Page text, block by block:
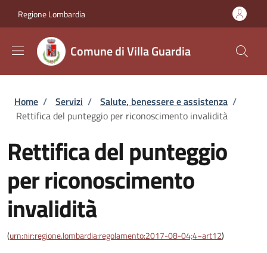
Regione Lombardia
Comune di Villa Guardia
Briciole di pane
Home / Servizi / Salute, benessere e assistenza /
Rettifica del punteggio per riconoscimento invalidità
Rettifica del punteggio
per riconoscimento
invalidità
(urn:nir:regione.lombardia:regolamento:2017-08-04;4~art12)